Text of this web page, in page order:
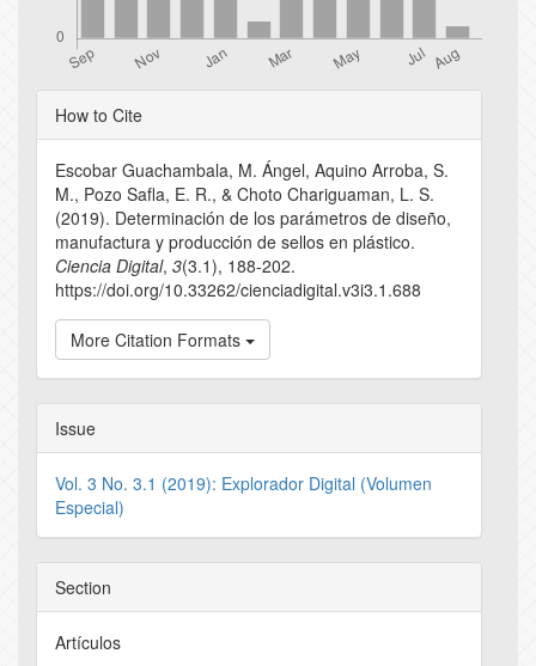
Article
Details
How to Cite
Escobar Guachambala, M. Ángel, Aquino Arroba, S.
M., Pozo Safla, E. R., & Choto Chariguaman, L. S.
(2019). Determinación de los parámetros de diseño,
manufactura y producción de sellos en plástico.
Ciencia Digital, 3(3.1), 188-202.
https://doi.org/10.33262/cienciadigital.v3i3.1.688
More Citation Formats
Issue
Vol. 3 No. 3.1 (2019): Explorador Digital (Volumen
Especial)
Section
Artículos